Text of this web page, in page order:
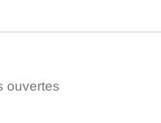
ouvertes